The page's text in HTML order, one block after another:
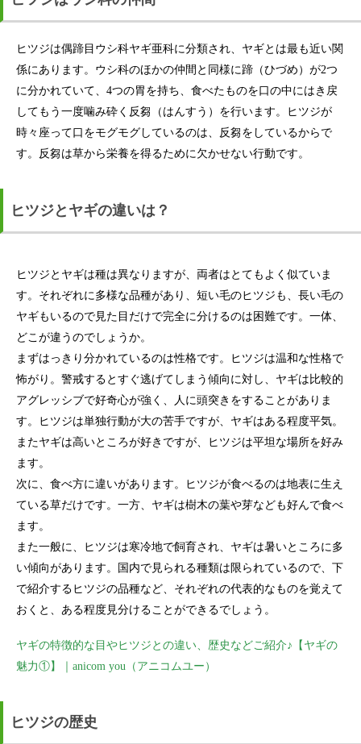
ヒツジは偶蹄目ウシ科ヤギ亜科に分類され、ヤギとは最も近い関
係にあります。ウシ科のほかの仲間と同様に蹄（ひづめ）が2つ
に分かれていて、4つの胃を持ち、食べたものを口の中にはき戻
してもう一度噛み砕く反芻（はんすう）を行います。ヒツジが
時々座って口をモグモグしているのは、反芻をしているからで
す。反芻は草から栄養を得るために欠かせない行動です。
ヒツジとヤギの違いは？
ヒツジとヤギは種は異なりますが、両者はとてもよく似ていま
す。それぞれに多様な品種があり、短い毛のヒツジも、長い毛の
ヤギもいるので見た目だけで完全に分けるのは困難です。一体、
どこが違うのでしょうか。
まずはっきり分かれているのは性格です。ヒツジは温和な性格で
怖がり。警戒するとすぐ逃げてしまう傾向に対し、ヤギは比較的
アグレッシブで好奇心が強く、人に頭突きをすることがありま
す。ヒツジは単独行動が大の苦手ですが、ヤギはある程度平気。
またヤギは高いところが好きですが、ヒツジは平坦な場所を好み
ます。
次に、食べ方に違いがあります。ヒツジが食べるのは地表に生え
ている草だけです。一方、ヤギは樹木の葉や芽なども好んで食べ
ます。
また一般に、ヒツジは寒冷地で飼育され、ヤギは暑いところに多
い傾向があります。国内で見られる種類は限られているので、下
で紹介するヒツジの品種など、それぞれの代表的なものを覚えて
おくと、ある程度見分けることができるでしょう。
ヤギの特徴的な目やヒツジとの違い、歴史などご紹介♪【ヤギの
魅力①】｜anicom you（アニコムユー）
ヒツジの歴史